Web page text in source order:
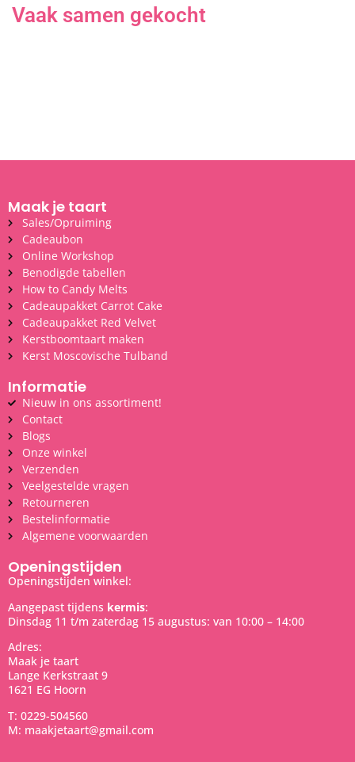
Vaak samen gekocht
Maak je taart
Sales/Opruiming
Cadeaubon
Online Workshop
Benodigde tabellen
How to Candy Melts
Cadeaupakket Carrot Cake
Cadeaupakket Red Velvet
Kerstboomtaart maken
Kerst Moscovische Tulband
Informatie
Nieuw in ons assortiment!
Contact
Blogs
Onze winkel
Verzenden
Veelgestelde vragen
Retourneren
Bestelinformatie
Algemene voorwaarden
Openingstijden
Openingstijden winkel:
Aangepast tijdens kermis:
Dinsdag 11 t/m zaterdag 15 augustus: van 10:00 – 14:00
Adres:
Maak je taart
Lange Kerkstraat 9
1621 EG Hoorn
T: 0229-504560
M: maakjetaart@gmail.com